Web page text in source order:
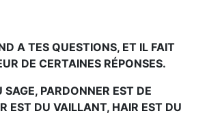
A TES QUESTIONS, ET IL FAIT
DE CERTAINES RÉPONSES.
SAGE, PARDONNER EST DE
EST DU VAILLANT, HAIR EST DU